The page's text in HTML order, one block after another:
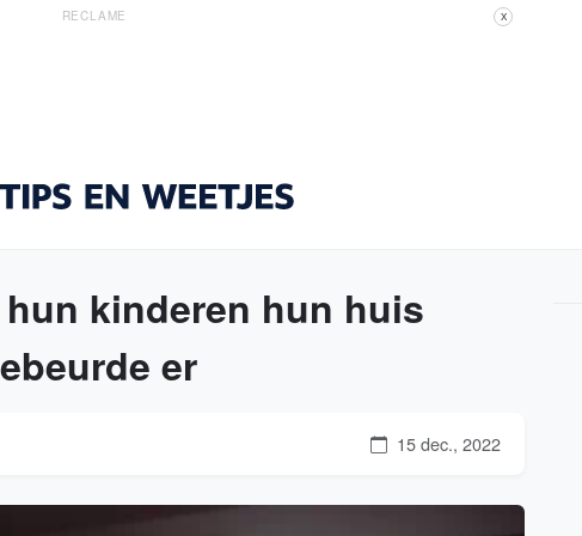
RECLAME X
kinderen hun huis
er
15 dec., 2022